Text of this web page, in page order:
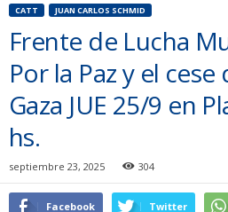
CATT JUAN CARLOS SCHMID
Frente de Lucha
Por la Paz y el
Gaza JUE 25/9 en
hs.
septiembre 23, 2025 304
Facebook Twitter